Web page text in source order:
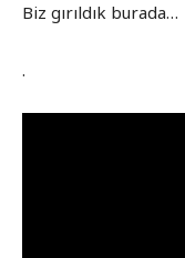
Biz gırıldık burada…
.